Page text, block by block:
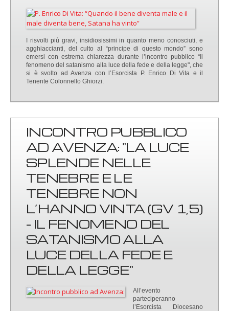
I risvolti più gravi, insidiosissimi in quanto meno conosciuti, e
agghiaccianti, del culto al “principe di questo mondo” sono
emersi con estrema chiarezza durante l’incontro pubblico “Il
fenomeno del satanismo alla luce della fede e della legge", che
si è svolto ad Avenza con l’Esorcista P. Enrico Di Vita e il
Tenente Colonnello Ghiorzi.
INCONTRO PUBBLICO
AD AVENZA: "LA LUCE
SPLENDE NELLE
TENEBRE E LE
TENEBRE NON
L’HANNO VINTA (GV 1,5)
- IL FENOMENO DEL
SATANISMO ALLA
LUCE DELLA FEDE E
DELLA LEGGE"
All’evento
parteciperanno
l’Esorcista Diocesano